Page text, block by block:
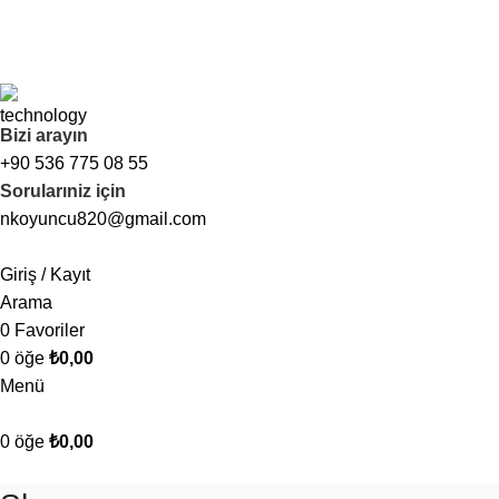
Bizi arayın
+90 536 775 08 55
Sorularıniz için
nkoyuncu820@gmail.com
Giriş / Kayıt
Arama
0 Favoriler
0 öğe ₺0,00
Menü
0 öğe ₺0,00